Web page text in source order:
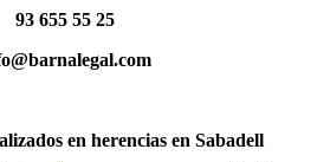
93 655 55 25
en herencias en Sabadell